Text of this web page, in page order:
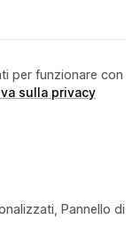
per funzionare con
sulla privacy
Pannello di